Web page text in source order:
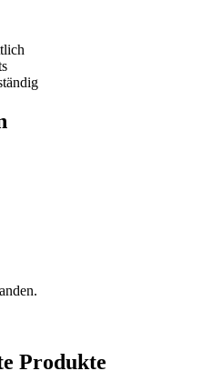
Produkte